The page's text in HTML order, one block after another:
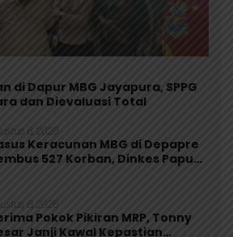
di Dapur MBG Jayapura, SPPG
dan Dievaluasi Total
6, 2026
Keracunan MBG di Depapre
527 Korban, Dinkes Papua
6, 2026
Pokok Pikiran MRP, Tonny
Janji Kawal Kepastian